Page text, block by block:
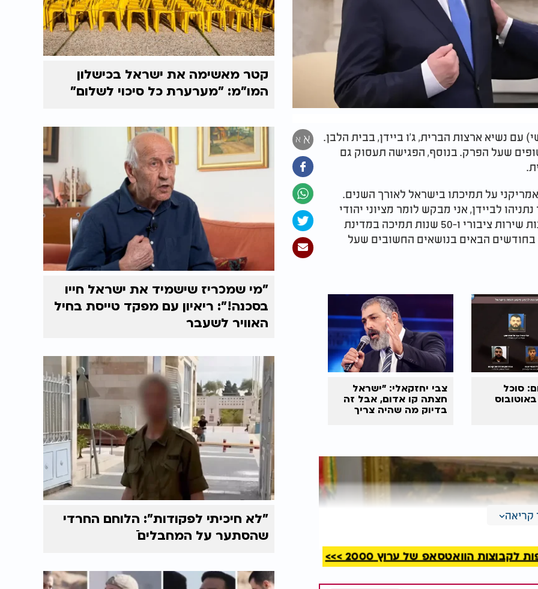
א א
עם נשיא ארצות הברית, ג'ו ביידן, בבית הלבן.
שעל הפרק. בנוסף, הפגישה תעסוק גם
על תמיכתו בישראל לאורך השנים.
מכירים כבר 40 שנים", אמר נתניהו לביידן, אני מבקש לומר מציוני יהודי
גאה לציוני אירי-אמריקאי גאה - תודה על 50 שנות שירות ציבורי ו-50 שנות תמיכה במדינת
בחודשים הבאים בנושאים החשובים שעל
סוכל
צבי יחזקאלי: ״ישראל
חצתה קו אדום, אבל זה
בדיוק מה שהיה צריך
הוואטסאפ של ערוץ 2000 >>>
קטר מאשימה את ישראל בכישלון
המו"מ: "מערערת כל סיכוי לשלום"
"מי שמכריז שישמיד את ישראל חייו
בסכנה!": ריאיון עם מפקד טייסת בחיל
האוויר לשעבר
"לא חיכיתי לפקודות": הלוחם החרדי
שהסתער על המחבלים ֿ